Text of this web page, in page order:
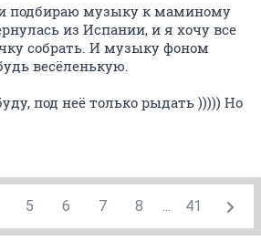
подбираю музыку к маминому
из Испании, и я хочу все
собрать. И музыку фоном
весёленькую.
под неё только рыдать ))))) Но
5 6 7 8 ... 41